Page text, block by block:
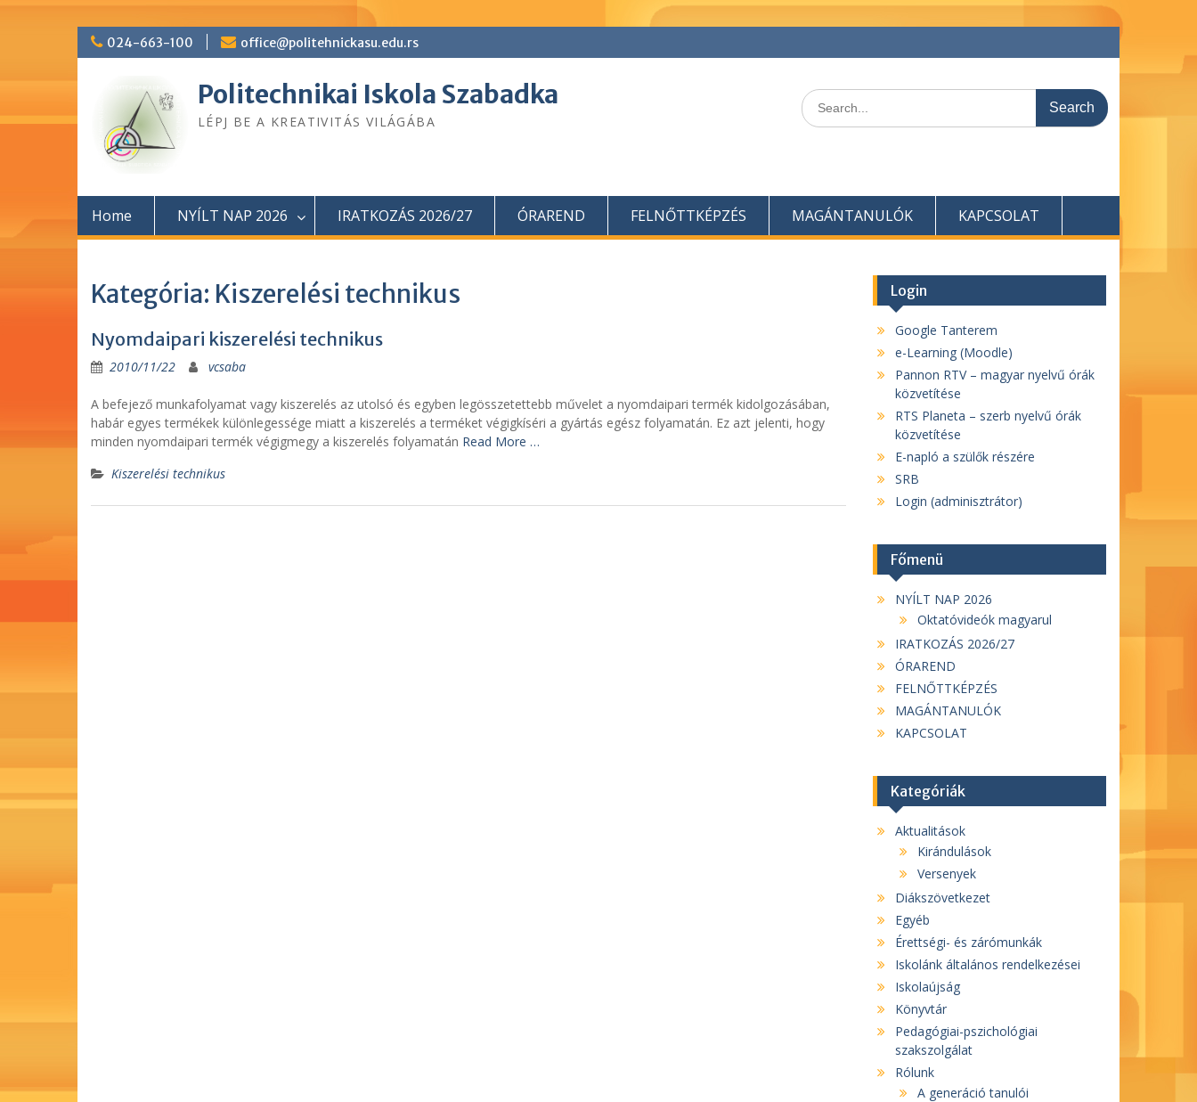
Skip
to
024-663-100 office@politehnickasu.edu.rs
Politechnikai Iskola Szabadka
LÉPJ BE A KREATIVITÁS VILÁGÁBA
Search
for:
Home NYÍLT NAP 2026 IRATKOZÁS 2026/27 ÓRAREND FELNŐTTKÉPZÉS MAGÁNTANULÓK KAPCSOLAT
Kategória: Kiszerelési technikus
Nyomdaipari kiszerelési technikus
2010/11/22 vcsaba
A befejező munkafolyamat vagy kiszerelés az utolsó és egyben legösszetettebb művelet a nyomdaipari termék kidolgozásában,
habár egyes termékek különlegessége miatt a kiszerelés a terméket végigkíséri a gyártás egész folyamatán. Ez azt jelenti, hogy
minden nyomdaipari termék végigmegy a kiszerelés folyamatán Read More …
Kiszerelési technikus
Login
Google Tanterem
e-Learning (Moodle)
Pannon RTV – magyar nyelvű órák
közvetítése
RTS Planeta – szerb nyelvű órák
közvetítése
E-napló a szülők részére
SRB
Login (adminisztrátor)
Főmenü
NYÍLT NAP 2026
Oktatóvideók magyarul
IRATKOZÁS 2026/27
ÓRAREND
FELNŐTTKÉPZÉS
MAGÁNTANULÓK
KAPCSOLAT
Kategóriák
Aktualitások
Kirándulások
Versenyek
Diákszövetkezet
Egyéb
Érettségi- és zárómunkák
Iskolánk általános rendelkezései
Iskolaújság
Könyvtár
Pedagógiai-pszichológiai
szakszolgálat
Rólunk
A generáció tanulói